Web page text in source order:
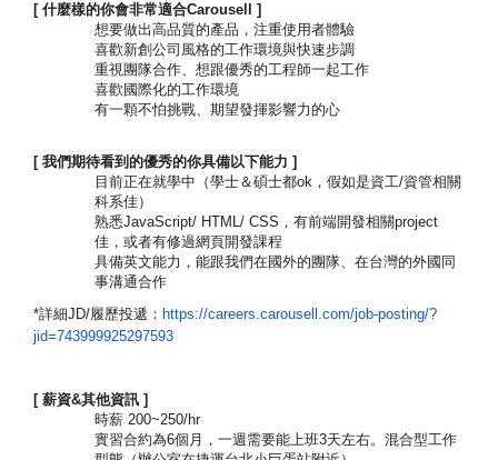
[ 什麼樣的你會非常適合Carousell ]
想要做出高品質的產品，注重使用者體驗
喜歡新創公司風格的工作環境與快速步調
重視團隊合作、想跟優秀的工程師一起工作
喜歡國際化的工作環境
有一顆不怕挑戰、期望發揮影響力的心
[ 我們期待看到的優秀的你具備以下能力 ]
目前正在就學中（學士＆碩士都ok，假如是資工/資管相關
科系佳）
熟悉JavaScript/ HTML/ CSS，有前端開發相關project
佳， 或者有修過網頁開發課程
具備英文能力，能跟我們在國外的團隊、在台灣的外國同
事溝通合作
*詳細JD/履歷投遞： https://careers. carousell.com/job-posting/?
jid=743999925297593
[ 薪資&其他資訊 ]
時薪 200~250/hr
實習合約為6個月，一週需要能上班3天左右。混合型工作